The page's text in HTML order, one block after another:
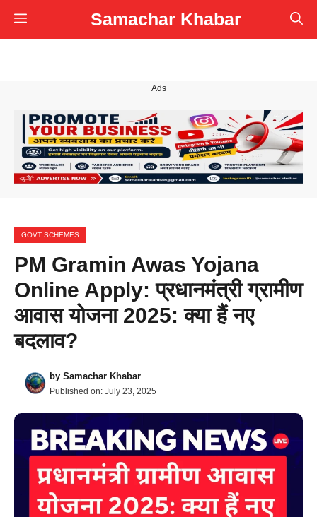
Skip
to
Samachar Khabar
Menu
Ads
GOVT SCHEMES
PM Gramin Awas Yojana
Online Apply: प्रधानमंत्री ग्रामीण
आवास योजना 2025: क्या हैं नए
बदलाव?
by Samachar Khabar
Published on: July 23, 2025